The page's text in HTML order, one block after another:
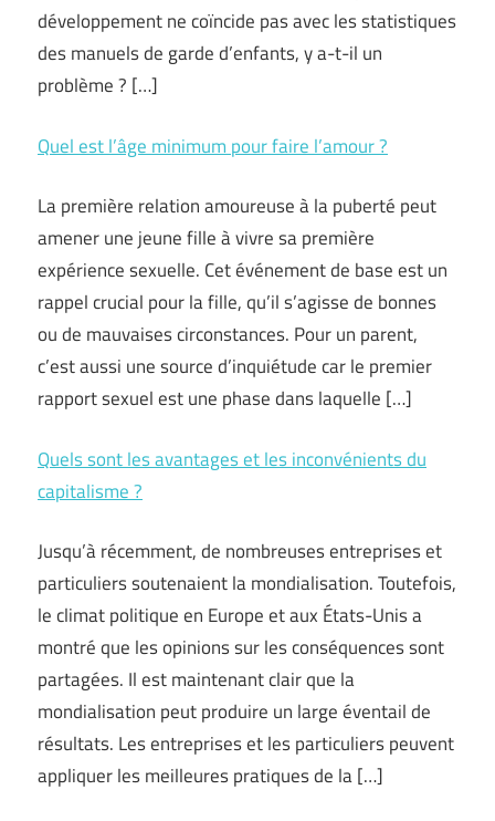
développement ne coïncide pas avec les statistiques
des manuels de garde d’enfants, y a-t-il un
problème ? […]
Quel est l’âge minimum pour faire l’amour ?
La première relation amoureuse à la puberté peut
amener une jeune fille à vivre sa première
expérience sexuelle. Cet événement de base est un
rappel crucial pour la fille, qu’il s’agisse de bonnes
ou de mauvaises circonstances. Pour un parent,
c’est aussi une source d’inquiétude car le premier
rapport sexuel est une phase dans laquelle […]
Quels sont les avantages et les inconvénients du
capitalisme ?
Jusqu’à récemment, de nombreuses entreprises et
particuliers soutenaient la mondialisation. Toutefois,
le climat politique en Europe et aux États-Unis a
montré que les opinions sur les conséquences sont
partagées. Il est maintenant clair que la
mondialisation peut produire un large éventail de
résultats. Les entreprises et les particuliers peuvent
appliquer les meilleures pratiques de la […]